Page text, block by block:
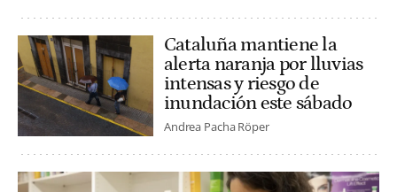
Cataluña mantiene la
alerta naranja por lluvias
intensas y riesgo de
inundación este sábado
Andrea Pacha Röper